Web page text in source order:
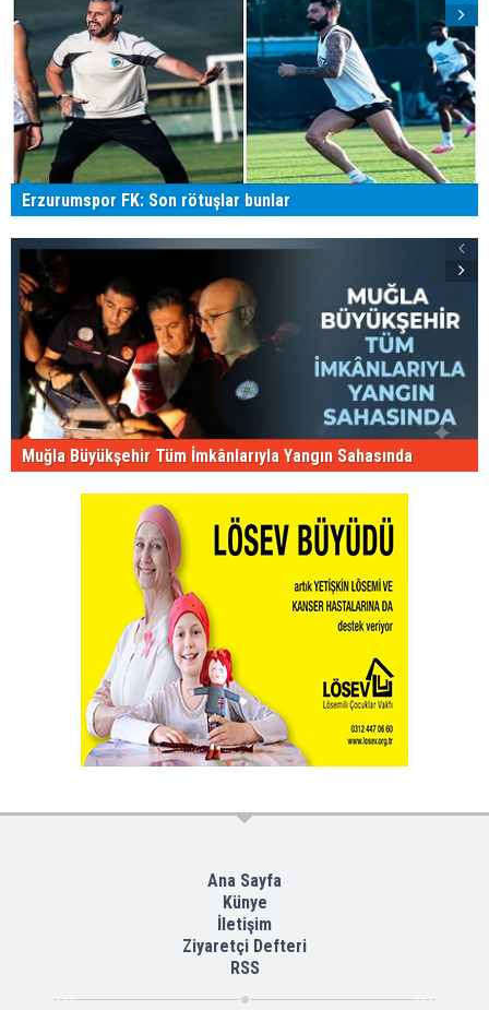
Erzurumspor FK: Son rötuşlar bunlar
Muğla Büyükşehir Tüm İmkânlarıyla Yangın Sahasında
Ana Sayfa
Künye
İletişim
Ziyaretçi Defteri
RSS